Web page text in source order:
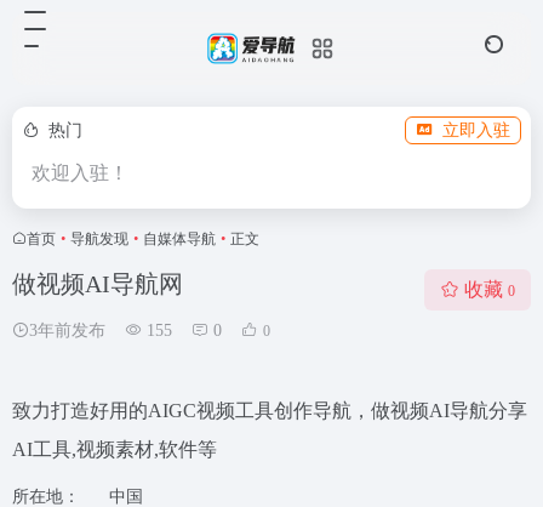
热门 立即入驻
欢迎入驻！
首页 • 导航发现 • 自媒体导航 • 正文
做视频AI导航网
3年前发布 155 0 0
收藏 0
致力打造好用的AIGC视频工具创作导航，做视频AI导航分享
AI工具,视频素材,软件等
所在地：
中国